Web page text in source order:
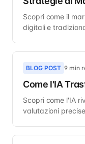
Scopri come il
digitali e
BLOG POST 9 min
Come l'IA
Scopri come l'IA
valutazioni